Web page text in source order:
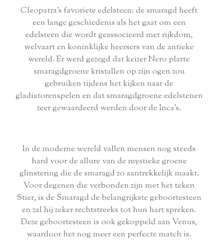
Cleopatra's favoriete edelsteen: de smaragd heeft
een lange geschiedenis als het gaat om een
edelsteen die wordt geassocieerd met rijkdom,
welvaart en koninklijke heersers van de antieke
wereld. Er werd gezegd dat keizer Nero platte
smaragdgroene kristallen op zijn ogen zou
gebruiken tijdens het kijken naar de
gladiatorenspelen en dat smaragdgroene edelstenen
zeer gewaardeerd werden door de Inca's.
In de moderne wereld vallen mensen nog steeds
hard voor de allure van de mystieke groene
glinstering die de smaragd zo aantrekkelijk maakt.
Voor degenen die verbonden zijn met het teken
Stier, is de Smaragd de belangrijkste geboortesteen
en zal hij zeker rechtstreeks tot hun hart spreken.
Deze geboortesteen is ook gekoppeld aan Venus,
waardoor het nog meer een perfecte match is.